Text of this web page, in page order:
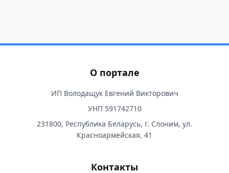
О портале
ИП Володащук Евгений Викторович
УНП 591742710
231800, Республика Беларусь, г. Слоним, ул.
Красноармейская, 41
Контакты